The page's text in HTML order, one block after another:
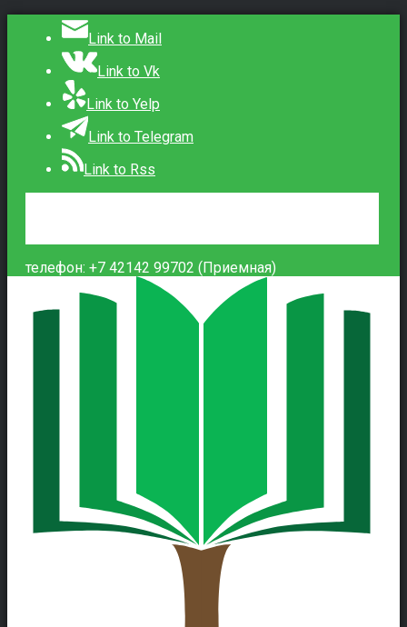
Link to Mail
Link to Vk
Link to Yelp
Link to Telegram
Link to Rss
телефон: +7 42142 99702 (Приемная)